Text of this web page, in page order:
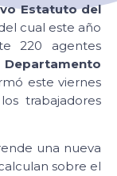
Estatuto del
cual este año
220 agentes
Departamento
este viernes
trabajadores
una nueva
sobre el